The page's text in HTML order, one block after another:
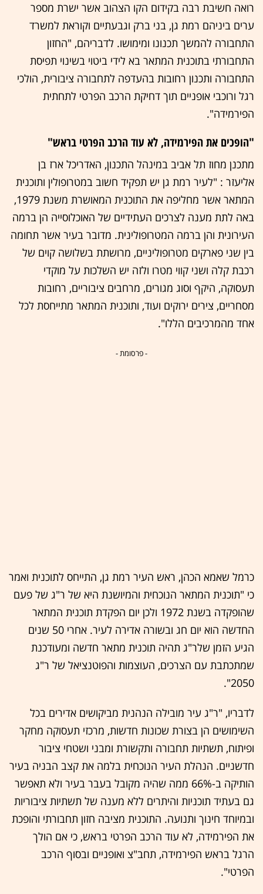
רואה חשיבת רבה בקידום הקו הצהוב אשר ישרת מספר
ערים ביניהם רמת גן, בני ברק וגבעתיים וקוראת למשרד
התחבורה להמשך תכנונו ומימושו. לדבריהם, "החזון
התחבורתי בתוכנית המתאר בא לידי ביטוי בשינוי תפיסת
התחבורה ותכנון רחובות בהעדפה לתחבורה ציבורית, הולכי
רגל ורוכבי אופניים תוך דחיקת הרכב הפרטי לתחתית
הפירמידה".
"הופכים את הפירמידה, לא עוד הרכב הפרטי בראש"
מתכנן מחוז תל אביב במינהל התכנון, האדריכל ארז בן
אליעזר : "לעיר רמת גן יש תפקיד חשוב במטרופולין ותוכנית
המתאר אשר מחליפה את התוכנית המאושרת משנת 1979,
באה לתת מענה לצרכים העתידיים של האוכלוסייה הן ברמה
העירונית והן ברמה המטרופולינית. מדובר בעיר אשר תחומה
בין שני פארקים מטרופוליניים, מרושתת בשלושה קוים של
רכבת קלה ושני קווי מטרו ולזה יש השלכות על מוקדי
תעסוקה, היקף וסוג מגורים, מרחבים ציבוריים, רחובות
מסחריים, צירים ירוקים ועוד, ותוכנית המתאר מתייחסת לכל
אחד מהמרכיבים הללו".
- פרסומת -
כרמל שאמא הכהן, ראש העיר רמת גן, התייחס לתוכנית ואמר
כי "תוכנית המתאר הנוכחית והמיושנת היא של ר"ג של פעם
שהופקדה בשנת 1972 ולכן יום הפקדת תוכנית המתאר
החדשה הוא יום חג ובשורה אדירה לעיר. אחרי 50 שנים
הגיע הזמן שלר"ג תהיה תוכנית מתאר חדשה ומעודכנת
שמתכתבת עם הצרכים, העוצמות והפוטנציאל של ר"ג
2050".
לדבריו, "ר"ג עיר מובילה הנהנית מביקושים אדירים בכל
השימושים הן בצורת שכונות חדשות, מרכזי תעסוקה מחקר
ופיתוח, תשתיות תחבורה ותקשורת ומבני ושטחי ציבור
חדשניים. הנהלת העיר הנוכחית בלמה את קצב הבניה בעיר
הותיקה ב-66% ממה שהיה מקובל בעבר בעיר ולא תאפשר
גם בעתיד תוכניות והיתרים ללא מענה של תשתיות ציבוריות
ובמיוחד חינוך ותנועה. התוכנית מציבה חזון תחבורתי והופכת
את הפירמידה, לא עוד הרכב הפרטי בראש, כי אם הולך
הרגל בראש הפירמידה, תחב"צ ואופניים ובסוף הרכב
הפרטי".